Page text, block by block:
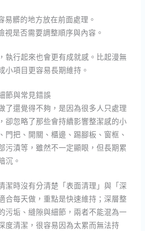
易髒的地方放在前面處理。
視是否需要調整順序與內容。
執行起來也會更有成就感。比起漫無
小項目更容易長期維持。
節與常見錯誤
了還覺得不夠，是因為很多人只處理
卻忽略了那些會持續影響整潔感的小
門把、開關、櫃邊、踢腳板、窗框、
污漬等，雖然不一定顯眼，但長期累
沉。
潔時沒有分清楚「表面清理」與「深
合每天做，重點是快速維持；深層整
污垢、縫隙與細節，兩者不能混為一
度清潔，很容易因為太累而無法持